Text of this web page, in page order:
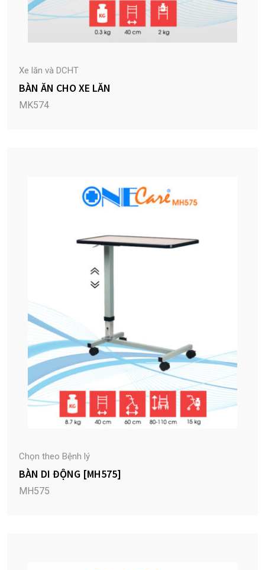
Xe lăn và DCHT
BÀN ĂN CHO XE LĂN
MK574
Chọn theo Bệnh lý
BÀN DI ĐỘNG [MH575]
MH575